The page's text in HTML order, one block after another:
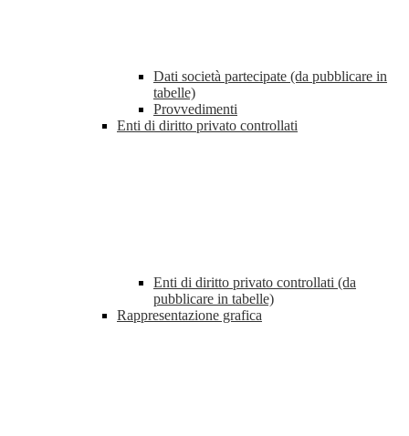
Dati società partecipate (da pubblicare in
tabelle)
Provvedimenti
Enti di diritto privato controllati
Enti di diritto privato controllati (da
pubblicare in tabelle)
Rappresentazione grafica